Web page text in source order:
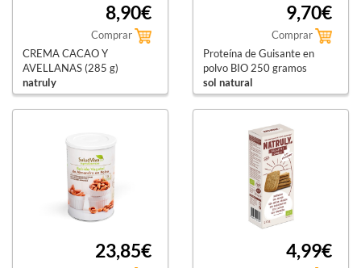
8,90€
Comprar
CREMA CACAO Y
AVELLANAS (285 g)
natruly
9,70€
Comprar
Proteína de Guisante en
polvo BIO 250 gramos
sol natural
23,85€ 4,99€